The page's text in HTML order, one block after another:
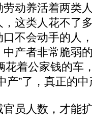
动养活着两类
这类人花不了
不会动手的人
产者非常脆弱
花着公家钱的车
产”了，真正的
员人数，才能